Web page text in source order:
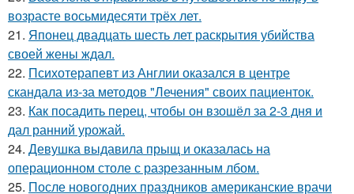
возрасте восьмидесяти трёх лет.
21. Японец двадцать шесть лет раскрытия убийства
своей жены ждал.
22. Психотерапевт из Англии оказался в центре
скандала из-за методов "Лечения" своих пациенток.
23. Как посадить перец, чтобы он взошёл за 2-3 дня и
дал ранний урожай.
24. Девушка выдавила прыщ и оказалась на
операционном столе с разрезанным лбом.
25. После новогодних праздников американские врачи